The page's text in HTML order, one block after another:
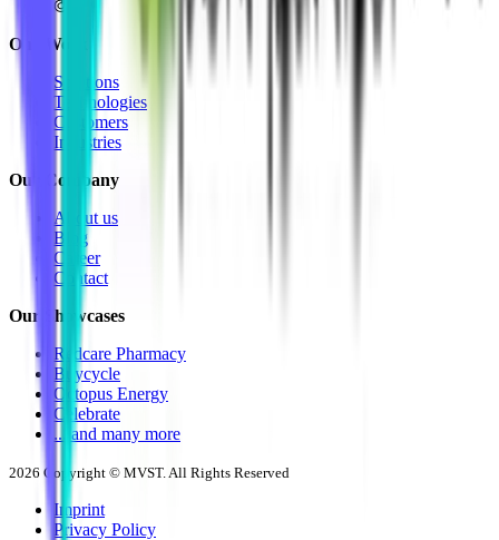
Our Work
Solutions
Technologies
Customers
Industries
Our Company
About us
Blog
Career
Contact
Our Showcases
Redcare Pharmacy
Buycycle
Octopus Energy
Celebrate
... and many more
2026 Copyright © MVST. All Rights Reserved
Imprint
Privacy Policy